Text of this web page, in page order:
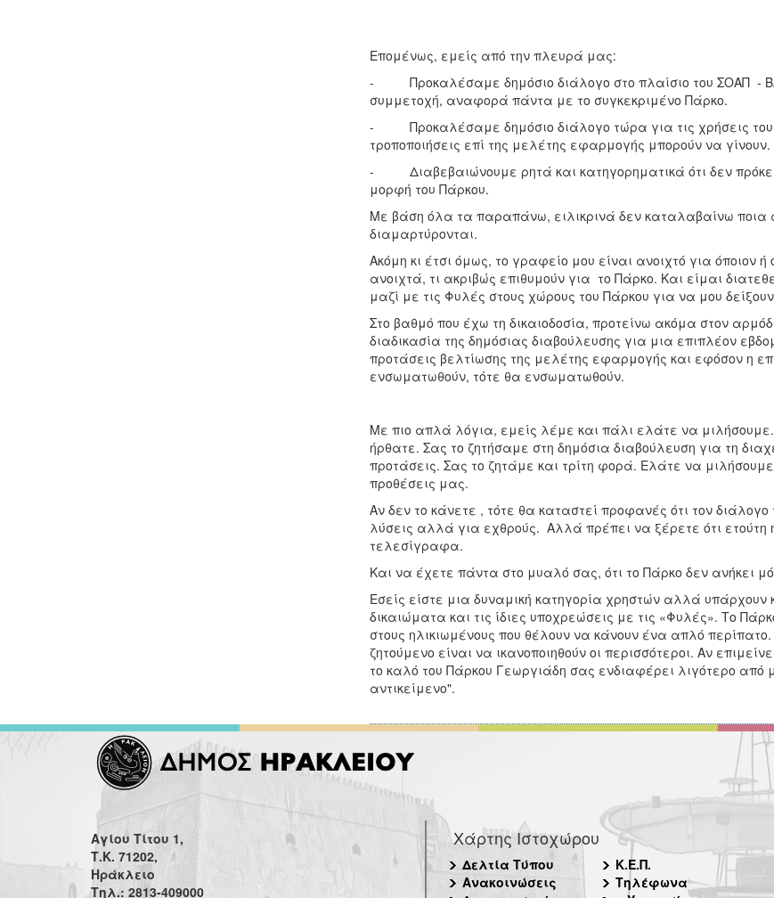
Επομένως, εμείς από την πλευρά μας:
- Προκαλέσαμε δημόσιο διάλογο στο πλαίσιο του ΣΟΑΠ -
συμμετοχή, αναφορά πάντα με το συγκεκριμένο Πάρκο.
- Προκαλέσαμε δημόσιο διάλογο τώρα για τις χρήσεις του
τροποποιήσεις επί της μελέτης εφαρμογής μπορούν να γίνουν.
- Διαβεβαιώνουμε ρητά και κατηγορηματικά ότι δεν
μορφή του Πάρκου.
Με βάση όλα τα παραπάνω, ειλικρινά δεν καταλαβαίνω ποια
διαμαρτύρονται.
Ακόμη κι έτσι όμως, το γραφείο μου είναι ανοιχτό για όποιον
ανοιχτά, τι ακριβώς επιθυμούν για το Πάρκο. Και είμαι
μαζί με τις Φυλές στους χώρους του Πάρκου για να μου δείξουν
Στο βαθμό που έχω τη δικαιοδοσία, προτείνω ακόμα στον
διαδικασία της δημόσιας διαβούλευσης για μια επιπλέον
προτάσεις βελτίωσης της μελέτης εφαρμογής και εφόσον η
ενσωματωθούν, τότε θα ενσωματωθούν.
Με πιο απλά λόγια, εμείς λέμε και πάλι ελάτε να μιλήσουμε.
ήρθατε. Σας το ζητήσαμε στη δημόσια διαβούλευση για τη
προτάσεις. Σας το ζητάμε και τρίτη φορά. Ελάτε να
προθέσεις μας.
Αν δεν το κάνετε , τότε θα καταστεί προφανές ότι τον
λύσεις αλλά για εχθρούς. Αλλά πρέπει να ξέρετε ότι ετούτη
τελεσίγραφα.
Και να έχετε πάντα στο μυαλό σας, ότι το Πάρκο δεν ανήκει
Εσείς είστε μια δυναμική κατηγορία χρηστών αλλά υπάρχουν
δικαιώματα και τις ίδιες υποχρεώσεις με τις «Φυλές». Το
στους ηλικιωμένους που θέλουν να κάνουν ένα απλό
ζητούμενο είναι να ικανοποιηθούν οι περισσότεροι. Αν
το καλό του Πάρκου Γεωργιάδη σας ενδιαφέρει λιγότερο από
αντικείμενο".
Αγίου Τίτου 1,
Τ.Κ. 71202,
Ηράκλειο
Τηλ.: 2813-409000
Χάρτης Ιστοχώρου
Δελτία Τύπου
Ανακοινώσεις
Κ.Ε.Π.
Τηλέφωνα